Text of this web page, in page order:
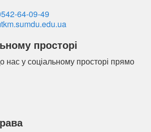
64-09-49
просторі
нас у соціальному просторі прямо